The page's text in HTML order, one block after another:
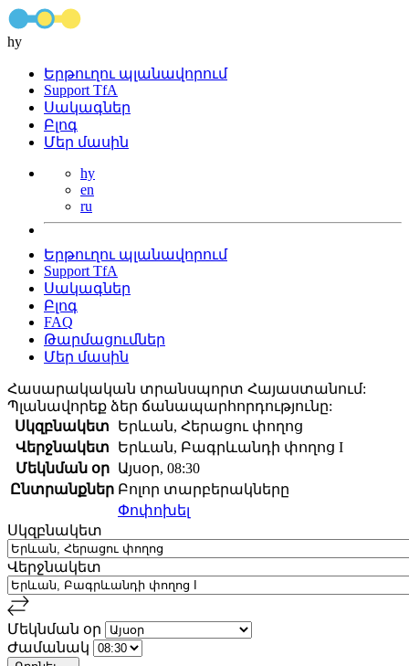
hy
Երթուղու պլանավորում
Support TfA
Սակագներ
Բլոգ
Մեր մասին
hy
en
ru
Երթուղու պլանավորում
Support TfA
Սակագներ
Բլոգ
FAQ
Թարմացումներ
Մեր մասին
Հասարակական տրանսպորտ Հայաստանում:
Պլանավորեք ձեր ճանապարհորդությունը:
Սկզբնակետ
Երևան, Հերացու փողոց
Վերջնակետ
Երևան, Բագրևանդի փողոց I
Մեկնման օր
Այսօր, 08:30
Ընտրանքներ Բոլոր տարբերակները
Փոփոխել
Սկզբնակետ
Վերջնակետ
Մեկնման օր
Ժամանակ